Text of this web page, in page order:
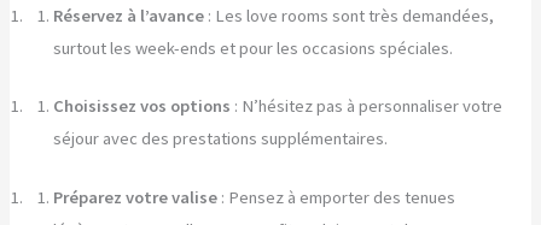
Réservez à l’avance : Les love rooms sont très demandées,
surtout les week-ends et pour les occasions spéciales.
Choisissez vos options : N’hésitez pas à personnaliser votre
séjour avec des prestations supplémentaires.
Préparez votre valise : Pensez à emporter des tenues